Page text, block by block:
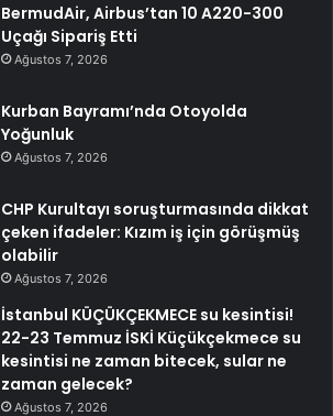
BermudAir, Airbus’tan 10 A220-300
Uçağı Sipariş Etti
Ağustos 7, 2026
Kurban Bayramı’nda Otoyolda
Yoğunluk
Ağustos 7, 2026
CHP Kurultayı soruşturmasında dikkat
çeken ifadeler: Kızım iş için görüşmüş
olabilir
Ağustos 7, 2026
İstanbul KÜÇÜKÇEKMECE su kesintisi!
22-23 Temmuz İSKİ Küçükçekmece su
kesintisi ne zaman bitecek, sular ne
zaman gelecek?
Ağustos 7, 2026